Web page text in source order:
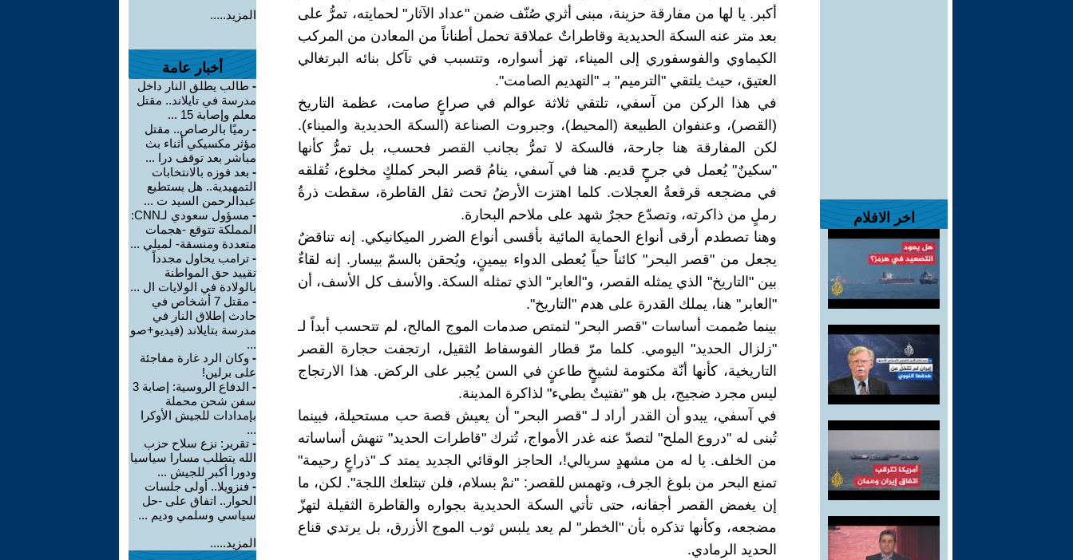
اخر الافلام
أكبر. يا لها من مفارقة حزينة، مبنى أثري صُنّف ضمن "عداد الآثار" لحمايته، تمرُّ على
بعد متر عنه السكة الحديدية وقاطراتٌ عملاقة تحمل أطناناً من المعادن من المركب
الكيماوي والفوسفوري إلى الميناء، تهز أسواره، وتتسبب في تآكل بنائه البرتغالي
العتيق، حيث يلتقي "الترميم" بـ "التهديم الصامت".
في هذا الركن من آسفي، تلتقي ثلاثة عوالم في صراعٍ صامت، عظمة التاريخ
(القصر)، وعنفوان الطبيعة (المحيط)، وجبروت الصناعة (السكة الحديدية والميناء).
لكن المفارقة هنا جارحة، فالسكة لا تمرُّ بجانب القصر فحسب، بل تمرُّ كأنها
"سكينٌ" يُعمل في جرحٍ قديم. هنا في آسفي، ينامُ قصر البحر كملكٍ مخلوع، تُقلقه
في مضجعه قرقعةُ العجلات. كلما اهتزت الأرضُ تحت ثقل القاطرة، سقطت ذرةُ
رملٍ من ذاكرته، وتصدّع حجرٌ شهد على ملاحم البحارة.
وهنا تصطدم أرقى أنواع الحماية المائية بأقسى أنواع الضرر الميكانيكي. إنه تناقضٌ
يجعل من "قصر البحر" كائناً حياً يُعطى الدواء بيمينٍ، ويُحقن بالسمّ بيسار. إنه لقاءٌ
بين "التاريخ" الذي يمثله القصر، و"العابر" الذي تمثله السكة. والأسف كل الأسف، أن
"العابر" هنا، يملك القدرة على هدم "التاريخ".
بينما صُممت أساسات "قصر البحر" لتمتص صدمات الموج المالح، لم تتحسب أبداً لـ
"زلزال الحديد" اليومي. كلما مرّ قطار الفوسفاط الثقيل، ارتجفت حجارة القصر
التاريخية، كأنها أنّة مكتومة لشيخٍ طاعنٍ في السن يُجبر على الركض. هذا الارتجاج
ليس مجرد ضجيج، بل هو "تفتيتٌ بطيء" لذاكرة المدينة.
في آسفي، يبدو أن القدر أراد لـ "قصر البحر" أن يعيش قصة حب مستحيلة، فبينما
تُبنى له "دروع الملح" لتصدّ عنه غدر الأمواج، تُترك "قاطرات الحديد" تنهش أساساته
من الخلف. يا له من مشهدٍ سريالي!، الحاجز الوقائي الجديد يمتد كـ "ذراعٍ رحيمة"
تمنع البحر من بلوغ الجرف، وتهمس للقصر: "نمْ بسلام، فلن تبتلعك اللجة". لكن، ما
إن يغمض القصر أجفانه، حتى تأتي السكة الحديدية بجواره والقاطرة الثقيلة لتهزّ
مضجعه، وكأنها تذكره بأن "الخطر" لم يعد يلبس ثوب الموج الأزرق، بل يرتدي قناع
الحديد الرمادي.
المزيد.....
أخبار عامة
- طالب يطلق النار داخل
مدرسة في تايلاند.. مقتل
معلم وإصابة 15 ...
- رميًا بالرصاص.. مقتل
مؤثر مكسيكي أثناء بث
مباشر بعد توقف درا ...
- بعد فوزه بالانتخابات
التمهيدية.. هل يستطيع
عبدالرحمن السيد ت ...
-
مسؤول سعودي لـCNN:
المملكة تتوقع -هجمات
متعددة ومنسقة- لميلي ...
- ترامب يحاول مجدداً
تقييد حق المواطنة
بالولادة في الولايات ال ...
-
مقتل 7 أشخاص في
حادث إطلاق النار في
مدرسة بتايلاند (فيديو+صو
...
- وكان الرد غارة مفاجئة
على برلين!
-
الدفاع الروسية: إصابة 3
سفن شحن محملة
بإمدادات للجيش الأوكرا
...
- تقرير: نزع سلاح حزب
الله يتطلب مسارا سياسيا
ودورا أكبر للجيش ...
- فنزويلا.. أولى جلسات
الحوار.. اتفاق على -حل
سياسي وسلمي وديم ...
المزيد.....